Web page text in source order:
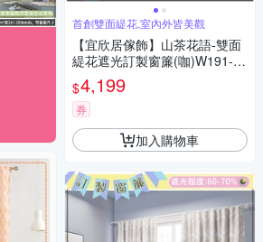
首創雙面緹花,室內外皆美觀
【宜欣居傢飾】山茶花語-雙面
緹花遮光訂製窗簾(咖)W191-28
0*H166-180cm以內*2片
$4,199
券
加入購物車